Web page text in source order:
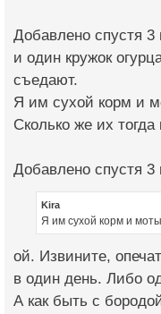
Добавлено спустя
и один кружок
съедают.
Я им сухой корм и
Сколько же их
Добавлено спустя
Kira
Я им сухой корм и
ой. Извините,
в один день. Либо
А как быть с